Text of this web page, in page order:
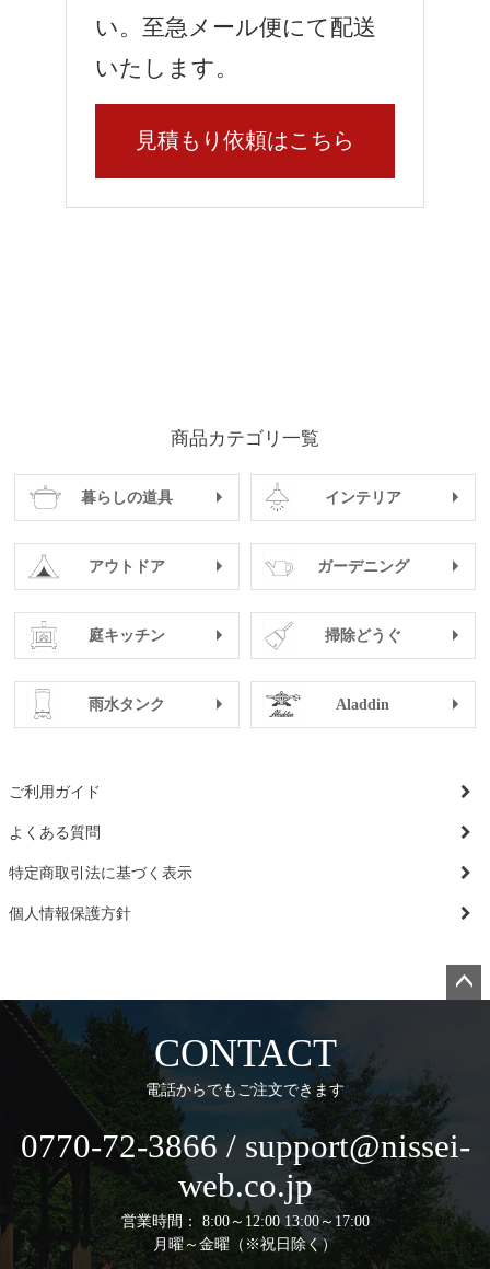
い。至急メール便にて配送
いたします。
見積もり依頼はこちら
商品カテゴリ一覧
暮らしの道具 インテリア
アウトドア ガーデニング
庭キッチン 掃除どうぐ
雨水タンク Aladdin
ご利用ガイド
よくある質問
特定商取引法に基づく表示
個人情報保護方針
CONTACT
電話からでもご注文できます
0770-72-3866 / support@nissei-
web.co.jp
営業時間： 8:00～12:00 13:00～17:00
月曜～金曜（※祝日除く）